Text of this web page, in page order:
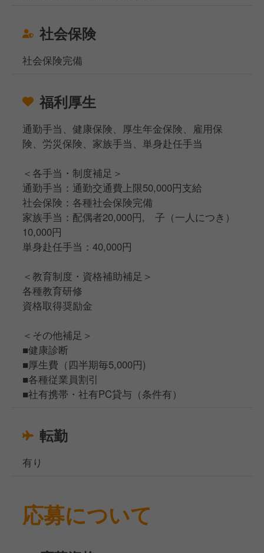
社会保険
社会保険完備
福利厚生
通勤手当、健康保険、厚生年金保険、雇用保
険、労災保険、家族手当、単身赴任手当
＜各手当・制度補足＞
通勤手当：通勤交通費上限50,000円支給
社会保険：各種社会保険完備
家族手当：配偶者20,000円, 子（一人につき）
10,000円
単身赴任手当：40,000円
＜教育制度・資格補助補足＞
各種教育研修
資格取得奨励金
＜その他補足＞
■健康診断
■厚生費（四半期毎5,000円)
■各種従業員割引
■社有携帯・社有PC貸与（条件有）
転勤
有り
応募について